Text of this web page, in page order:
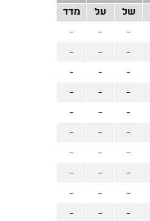
של על מדד
-
-
-
-
-
-
-
-
-
-
-
-
-
-
-
-
-
-
-
-
-
-
-
-
-
-
-
-
-
-